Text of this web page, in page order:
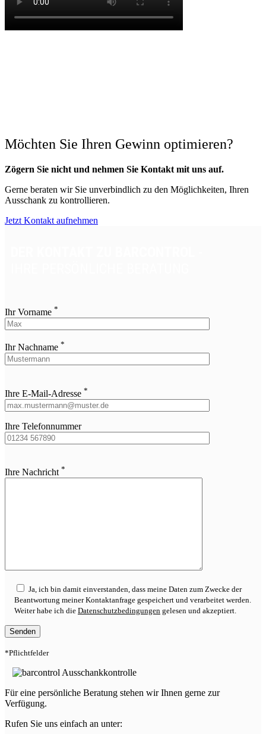
Möchten Sie Ihren Gewinn optimieren?
Zögern Sie nicht und nehmen Sie Kontakt mit uns auf.
Gerne beraten wir Sie unverbindlich zu den Möglichkeiten, Ihren
Ausschank zu kontrollieren.
Jetzt Kontakt aufnehmen
Ihr Vorname *
Ihr Nachname *
lasse
dieses
Feld
leer.
Ihre E-Mail-Adresse *
Ihre Telefonnummer
lasse
dieses
Ihre Nachricht *
Ja, ich bin damit einverstanden, dass meine Daten zum Zwecke der
Beantwortung meiner Kontaktanfrage gespeichert und verarbeitet werden.
Weiter habe ich die Datenschutzbedingungen gelesen und akzeptiert.
*Pflichtfelder
Für eine persönliche Beratung stehen wir Ihnen gerne zur
Verfügung.
Rufen Sie uns einfach an unter: